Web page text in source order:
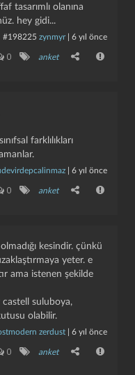
tasarımlı olanına
hey gidi...
#198225 zynmyr| 6 yıl önce
0 anket
farklılıkları
6 yıl önce
0 anket
kesindir. çünkü
yeter. e
ama istenen şekilde
suluboya,
olabilir.
zerdust 6 yıl önce
0 anket